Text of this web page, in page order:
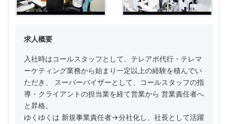
求人概要
入社時はコールスタッフとして、テレアポ代行・テレマ
ーケティング業務から始まり一定以上の経験を積んでい
ただき、 スーパーバイザーとして、コールスタッフの指
導・クライアントの担当業を経て営業から 営業責任者へ
と昇格。
ゆくゆくは 新規事業責任者→分社化し、社長として活躍